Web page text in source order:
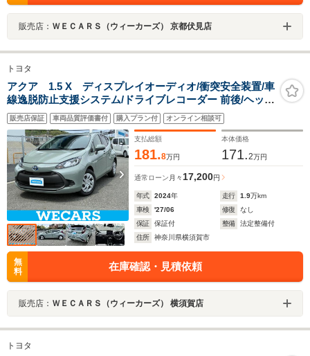
販売店： ＷＥＣＡＲＳ（ウィーカーズ） 京都伏見店
トヨタ
アクア 1.5 X ディスプレイオーディオ/衝突安全装置/車
線逸脱防止支援システム/ドライブレコーダー 前後/ヘッド
ランプ LED/ETC/EBD付ABS/横滑り防止装置/アイドリン
グストップ
販売店保証 車両品質評価書付 購入プラン付 オンライン相談可
支払総額
181.8万円
本体価格
171.2万円
通常ローン 月々 17,200円
年式 2024年 走行 1.9万km
車検
'27/06 修復
なし
保証
保証付 整備
法定整備付
住所
神奈川県横須賀市
無
料
在庫確認・見積依頼
販売店： ＷＥＣＡＲＳ（ウィーカーズ） 横須賀店
トヨタ